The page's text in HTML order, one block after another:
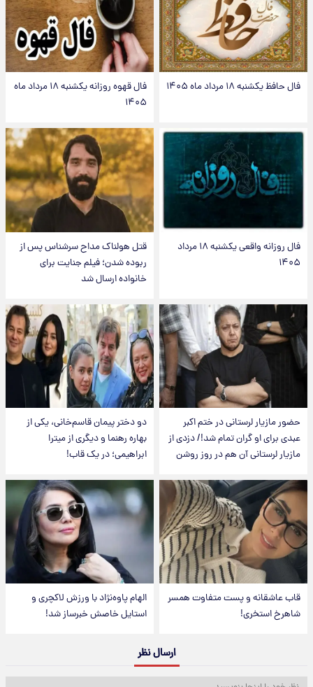
فال حافظ یکشنبه ۱۸ مرداد ماه ۱۴۰۵
فال قهوه روزانه یکشنبه ۱۸ مرداد ماه
۱۴۰۵
فال روزانه واقعی یکشنبه ۱۸ مرداد
۱۴۰۵
قتل هولناک مداح سرشناس پس از
ربوده شدن؛ فیلم جنایت برای
خانواده ارسال شد
حضور مازیار لرستانی در ختم اکبر
عبدی برای او گران تمام شد!/ دزدی از
مازیار لرستانی آن هم در روز روشن
دو دختر پیمان قاسم‌خانی، یکی از
بهاره رهنما و دیگری از میترا
ابراهیمی؛ در یک قاب!
قاب عاشقانه و پست متفاوت همسر
شاهرخ استخری!
الهام پاوه‌نژاد با ورزش لاکچری و
استایل خاصش خبرساز شد!
ارسال نظر